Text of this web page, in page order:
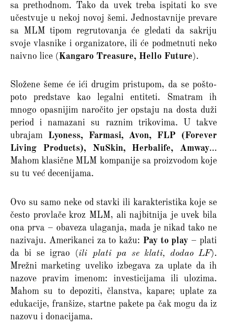
sa prethodnom. Tako da uvek treba ispitati ko sve
učestvuje u nekoj novoj šemi. Jednostavnije prevare
sa MLM tipom regrutovanja će gledati da sakriju
svoje vlasnike i organizatore, ili će podmetnuti neko
naivno lice ( Kangaro Treasure, Hello Future).
Složene šeme će ići drugim pristupom, da se pošto-
poto predstave kao legalni entiteti. Smatram ih
mnogo opasnijim naročito jer opstaju na dosta duži
period i namazani su raznim trikovima. U takve
ubrajam Lyoness, Farmasi, Avon, FLP (Forever
Living Products), NuSkin, Herbalife, Amway…
Mahom klasične MLM kompanije sa proizvodom koje
su tu već decenijama.
Ovo su samo neke od stavki ili karakteristika koje se
često provlače kroz MLM, ali najbitnija je uvek bila
ona prva – obaveza ulaganja, mada je nikad tako ne
nazivaju. Amerikanci za to kažu:
Pay to play – plati
da bi se igrao (ili plati pa se klati, dodao LF).
Mrežni marketing uveliko izbegava za uplate da ih
nazove pravim imenom: investicijama ili ulozima.
Mahom su to depoziti, članstva, kapare; uplate za
edukacije, franšize, startne pakete pa čak mogu da iz
nazovu i donacijama.